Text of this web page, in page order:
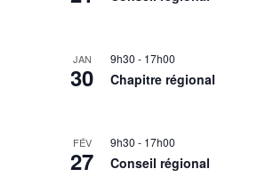
JAN
30
9h30 - 17h00
Chapitre régional
FÉV
27
9h30 - 17h00
Conseil régional